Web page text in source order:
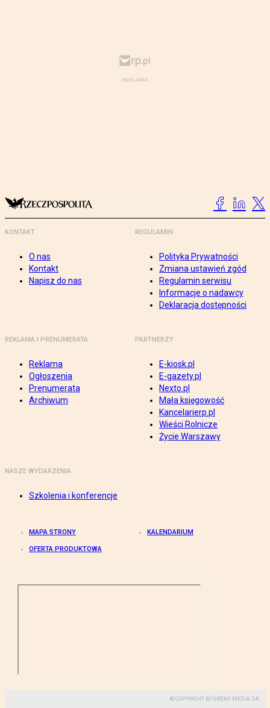
KONTAKT
O nas
Kontakt
Napisz do nas
REGULAMIN
Polityka Prywatności
Zmiana ustawień zgód
Regulamin serwisu
Informacje o nadawcy
Deklaracja dostępności
REKLAMA I PRENUMERATA
Reklama
Ogłoszenia
Prenumerata
Archiwum
PARTNERZY
E-kiosk.pl
E-gazety.pl
Nexto.pl
Mała księgowość
Kancelarierp.pl
Wieści Rolnicze
Życie Warszawy
NASZE WYDARZENIA
Szkolenia i konferencje
MAPA STRONY KALENDARIUM
OFERTA PRODUKTOWA
© COPYRIGHT BY GREMI MEDIA SA